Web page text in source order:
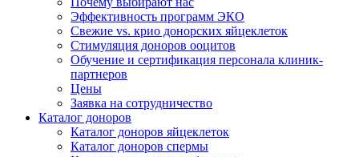
Эффективность программ ЭКО
Свежие vs. крио донорских яйцеклеток
Стимуляция доноров ооцитов
Обучение и сертификация персонала клиник-
партнеров
Цены
Заявка на сотрудничество
Каталог доноров
Каталог доноров яйцеклеток
Каталог доноров спермы